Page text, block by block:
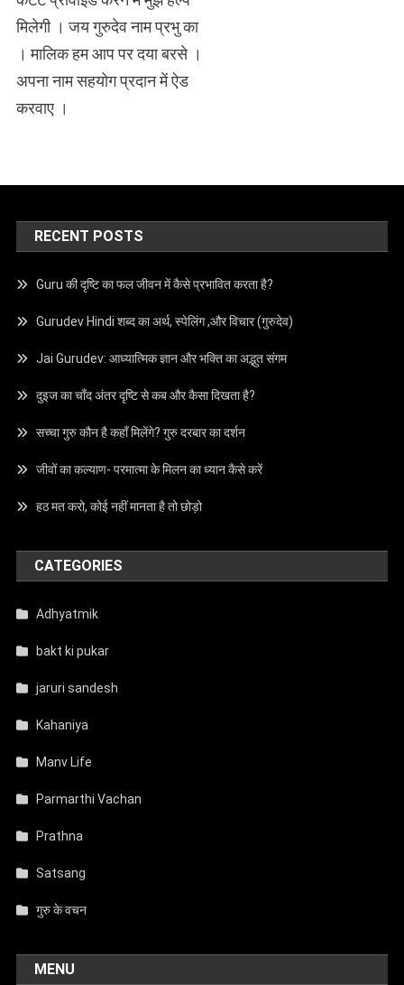
मिलेगी । जय गुरुदेव नाम प्रभु का
। मालिक हम आप पर दया बरसे ।
अपना नाम सहयोग प्रदान में ऐड
करवाए ।
RECENT POSTS
Guru की दृष्टि का फल जीवन में कैसे प्रभावित करता है?
Gurudev Hindi शब्द का अर्थ, स्पेलिंग ,और विचार (गुरुदेव)
Jai Gurudev: आध्यात्मिक ज्ञान और भक्ति का अद्भुत संगम
दुइज का चाँद अंतर दृष्टि से कब और कैसा दिखता है?
सच्चा गुरु कौन है कहाँ मिलेंगे? गुरु दरबार का दर्शन
जीवों का कल्याण- परमात्मा के मिलन का ध्यान कैसे करें
हठ मत करो, कोई नहीं मानता है तो छोड़ो
CATEGORIES
Adhyatmik
bakt ki pukar
jaruri sandesh
Kahaniya
Manv Life
Parmarthi Vachan
Prathna
Satsang
गुरु के वचन
MENU